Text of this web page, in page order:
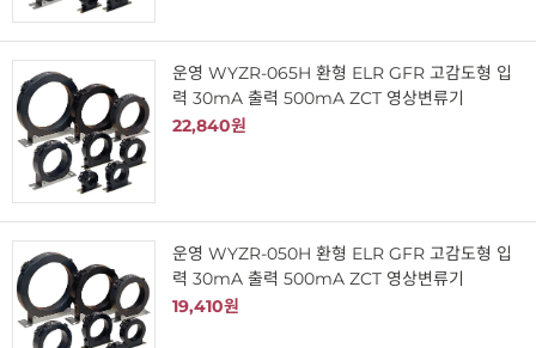
운영 WYZR-065H 환형 ELR GFR 고감도형 입
력 30mA 출력 500mA ZCT 영상변류기
22,840원
운영 WYZR-050H 환형 ELR GFR 고감도형 입
력 30mA 출력 500mA ZCT 영상변류기
19,410원